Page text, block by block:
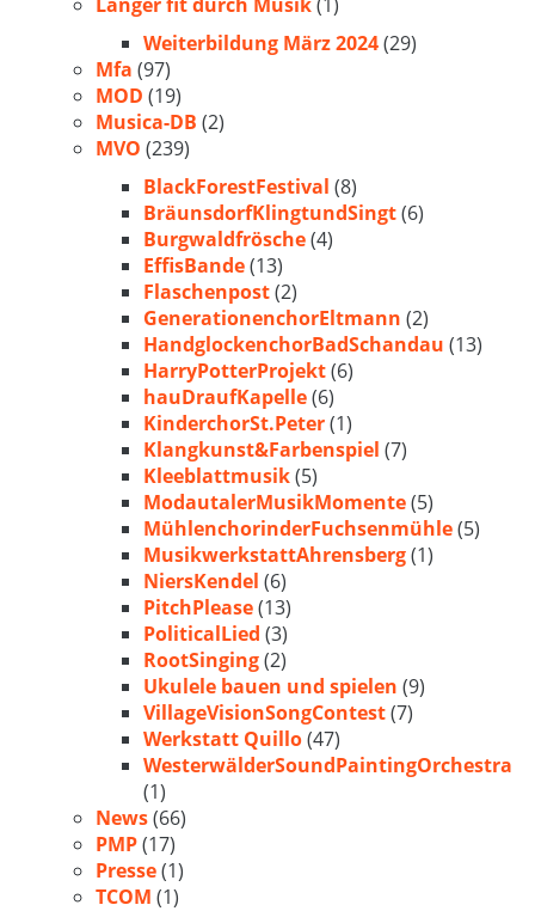
Weiterbildung März 2024(29)
Mfa (97)
MOD (19)
Musica-DB (2)
MVO (239)
BlackForestFestival (8)
BräunsdorfKlingtundSingt(6)
Burgwaldfrösche(4)
EffisBande(13)
Flaschenpost(2)
GenerationenchorEltmann (2)
HandglockenchorBadSchandau (13)
HarryPotterProjekt(6)
hauDraufKapelle(6)
KinderchorSt.Peter(1)
Klangkunst&Farbenspiel (7)
Kleeblattmusik(5)
ModautalerMusikMomente(5)
MühlenchorinderFuchsenmühle(5)
MusikwerkstattAhrensberg(1)
NiersKendel (6)
PitchPlease(13)
PoliticalLied (3)
RootSinging(2)
Ukulele bauen und spielen (9)
VillageVisionSongContest(7)
Werkstatt Quillo(47)
WesterwälderSoundPaintingOrchestra
(1)
News(66)
PMP(17)
Presse(1)
TCOM (1)